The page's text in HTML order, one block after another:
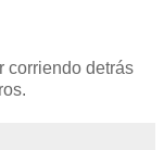
corriendo detrás